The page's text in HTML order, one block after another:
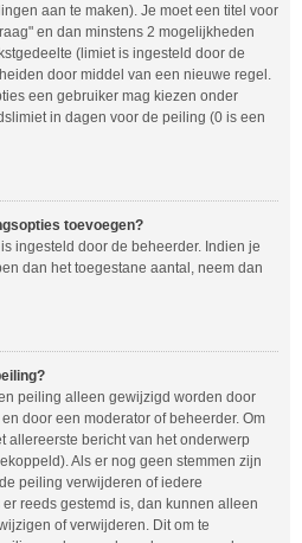
aan te maken). Je moet een titel voor
en dan minstens 2 mogelijkheden
(limiet is ingesteld door de
door middel van een nieuwe regel.
een gebruiker mag kiezen onder
in dagen voor de peiling (0 is een
toevoegen?
ingesteld door de beheerder. Indien je
dan het toegestane aantal, neem dan
peiling alleen gewijzigd worden door
door een moderator of beheerder. Om
allereerste bericht van het onderwerp
Als er nog geen stemmen zijn
peiling verwijderen of iedere
reeds gestemd is, dan kunnen alleen
of verwijderen. Dit om te